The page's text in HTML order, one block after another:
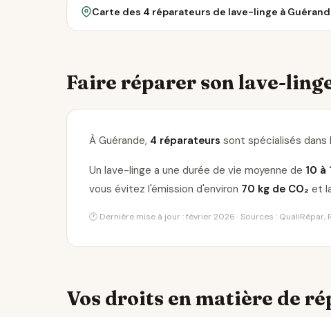
Carte des 4 réparateurs de lave-linge à
Faire réparer son lave-
À Guérande, 4 réparateurs sont spécialisés dans
Un lave-linge a une durée de vie moyenne de 10 à
vous évitez l'émission d'environ 70 kg de CO₂ et
🕐 Dernière mise à jour : février 2026 · Sources : QualiRépar,
Vos droits en matière de